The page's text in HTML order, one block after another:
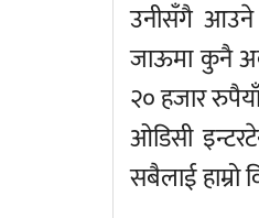
उनीसँगै आउने
जाऊमा कुनै
२० हजार
ओडिसी
सबैलाई हाम्रो